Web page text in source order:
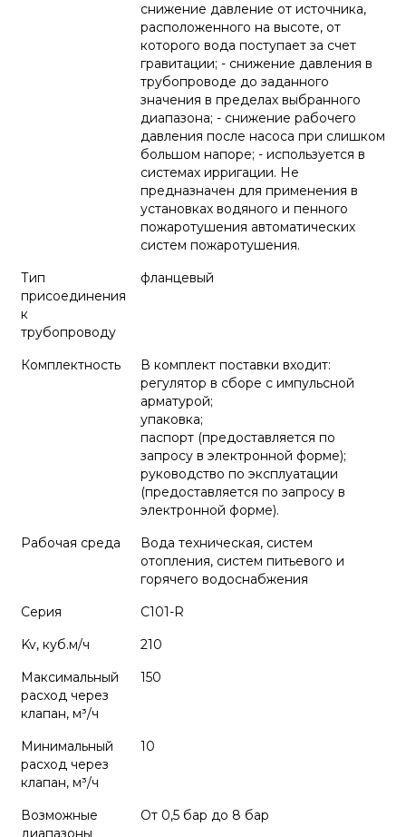
снижение давление от источника,
расположенного на высоте, от
которого вода поступает за счет
гравитации; - снижение давления в
трубопроводе до заданного
значения в пределах выбранного
диапазона; - снижение рабочего
давления после насоса при слишком
большом напоре; - используется в
системах ирригации. Не
предназначен для применения в
установках водяного и пенного
пожаротушения автоматических
систем пожаротушения.
Тип
присоединения
к
трубопроводу
фланцевый
Комплектность
В комплект поставки входит:
регулятор в сборе с импульсной
арматурой;
упаковка;
паспорт (предоставляется по
запросу в электронной форме);
руководство по эксплуатации
(предоставляется по запросу в
электронной форме).
Рабочая среда
Вода техническая, систем
отопления, систем питьевого и
горячего водоснабжения
Серия
С101-R
Kv, куб.м/ч
210
Максимальный
расход через
клапан, м³/ч
150
Минимальный
расход через
клапан, м³/ч
10
Возможные
диапазоны
От 0,5 бар до 8 бар